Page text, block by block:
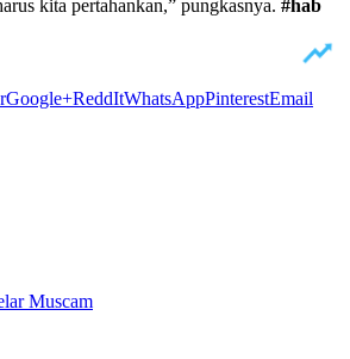
kita pertahankan,” pungkasnya. #hab
Google+ReddItWhatsAppPinterestEmail
Muscam